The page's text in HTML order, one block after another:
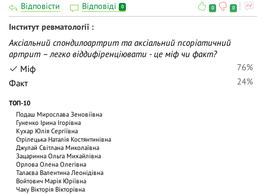
Відповісти Відповіді 0 0 0
Інститут ревматології
Аксіальний спондилоартрит та аксіальний псоріатичний
артрит – легко віддифіренціювати - це міф чи факт?
Міф
76%
Факт
24%
ТОП-10
Подаш Мирослава Зеновіївна
Гуненко Ірина Ігорівна
Кухар Юлія Сергіївна
Стрілецька Наталія Костянтинівна
Джулай Світлана Миколаївна
Зацаринна Ольга Михайлiвна
Орлова Олена Олегівна
Талаєва Валентина Леонідівна
Войтович Марія Юріївна
Чаку Вiкторiя Вiкторiвна